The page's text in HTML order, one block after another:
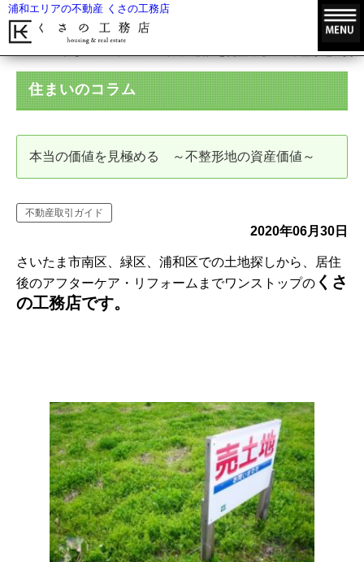
浦和エリアの不動産 くさの工務店
本当の価値を見極める ～不整形地の資
住まいのコラム
本当の価値を見極める ～不整形地の資産価値～
不動産取引ガイド
2020年06月30日
さいたま市南区、緑区、浦和区での土地探しから、居住
後のアフターケア・リフォームまでワンストップの くさ
の工務店です。